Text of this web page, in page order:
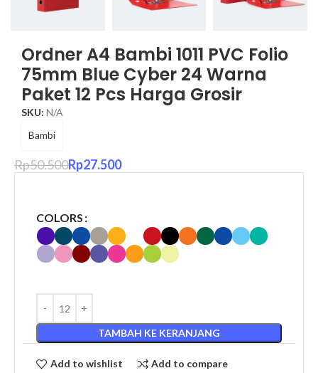
Ordner A4 Bambi 1011 PVC Folio
75mm Blue Cyber 24 Warna
Paket 12 Pcs Harga Grosir
SKU: N/A
Bambi
Rp50.500Rp27.500
COLORS
TAMBAH KE KERANJANG
Add to wishlist Add to compare